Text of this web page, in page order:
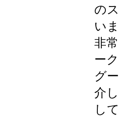
の
い
非
ー
グ
介
し